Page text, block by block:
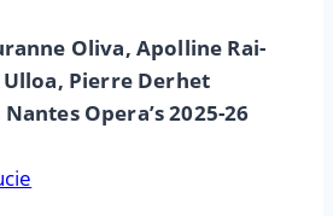
Oliva, Apolline Rai-
Pierre Derhet
Opera’s 2025-26